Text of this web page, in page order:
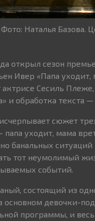
Фото: Наталья Базова.
открыл сезон
Ивер «Папа
Сесиль
и обработка текста
сюжет
уходит, мама
банальных ситуаций
тот неумолимый
событий.
состоящий из
основном девочки-
программы, и